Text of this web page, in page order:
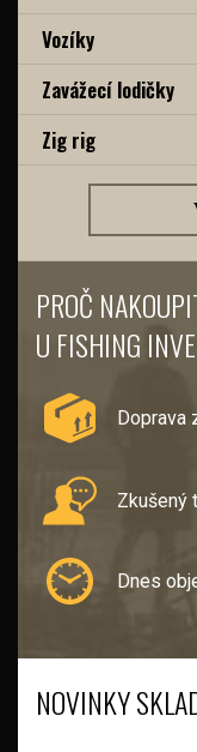
Vozíky
Zavážecí lodičky
Zig rig
PROČ
U FISHING
Doprava
Zkušený
Dnes
NOVINKY